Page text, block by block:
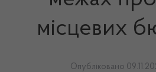
місцевих
Опубліковано